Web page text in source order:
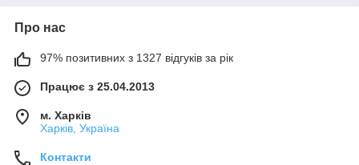
Про нас
97% позитивних з 1327 відгуків за рік
Працює з 25.04.2013
м. Харків
Харків, Україна
Контакти